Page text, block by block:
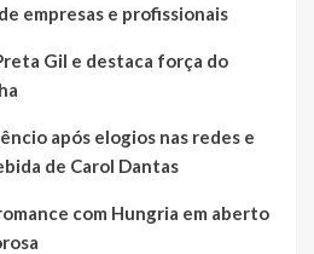
empresas e profissionais
Gil e destaca força do
após elogios nas redes e
de Carol Dantas
com Hungria em aberto